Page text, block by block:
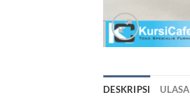
DESKRIPSI